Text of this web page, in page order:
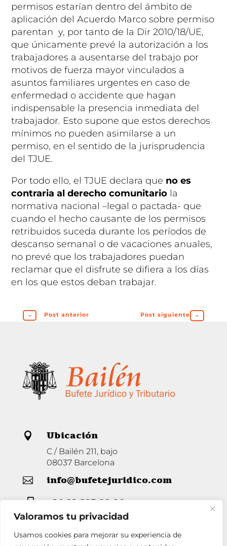
Valoramos tu privacidad
Usamos cookies para mejorar su experiencia de
permisos estarían dentro del ámbito de
aplicación del Acuerdo Marco sobre permiso
parentan y, por tanto de la Dir 2010/18/UE,
que únicamente prevé la autorización a los
trabajadores a ausentarse del trabajo por
motivos de fuerza mayor vinculados a
asuntos familiares urgentes en caso de
enfermedad o accidente que hagan
indispensable la presencia inmediata del
trabajador. Esto supone que estos derechos
mínimos no pueden asimilarse a un
permiso, en el sentido de la jurisprudencia
del TJUE.
Por todo ello, el TJUE declara que no es
contraria al derecho comunitario la
normativa nacional –legal o pactada- que
cuando el hecho causante de los permisos
retribuidos suceda durante los períodos de
descanso semanal o de vacaciones anuales,
no prevé que los trabajadores puedan
reclamar que el disfrute se difiera a los días
en los que estos deban trabajar.
← Post anterior Post siguiente →
 Ubicación
C / Bailén 211, bajo
08037 Barcelona
 info@bufetejuridico.com
 +34 93 285 80 94
